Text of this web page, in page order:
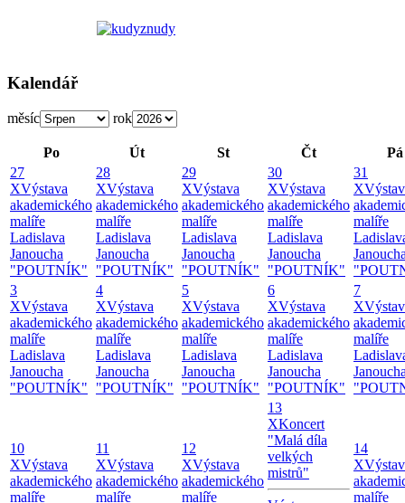
Kalendář
měsíc rok
Po Út St Čt
Pá
27
XVýstava
akademického
malíře
Ladislava
Janoucha
"POUTNÍK"
28
XVýstava
akademického
malíře
Ladislava
Janoucha
"POUTNÍK"
29
XVýstava
akademického
malíře
Ladislava
Janoucha
"POUTNÍK"
30
XVýstava
akademického
malíře
Ladislava
Janoucha
"POUTNÍK"
31
X
malíře
3
XVýstava
akademického
malíře
Ladislava
Janoucha
"POUTNÍK"
4
XVýstava
akademického
malíře
Ladislava
Janoucha
"POUTNÍK"
5
XVýstava
akademického
malíře
Ladislava
Janoucha
"POUTNÍK"
6
XVýstava
akademického
malíře
Ladislava
Janoucha
"POUTNÍK"
7
X
malíře
10
XVýstava
akademického
malíře
11
XVýstava
akademického
malíře
12
XVýstava
akademického
malíře
13
XKoncert
"Malá díla
velkých
mistrů"
14
X
malíře